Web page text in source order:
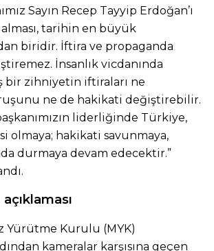
Sayın Recep Tayyip Erdoğan’ı
tarihin en büyük
biridir. İftira ve propaganda
İnsanlık vicdanında
bir zihniyetin iftiraları ne
ne de hakikati değiştirebilir.
liderliğinde Türkiye,
olmaya; hakikati savunmaya,
durmaya devam edecektir.”
Yürütme Kurulu (MYK)
kameralar karşısına geçen